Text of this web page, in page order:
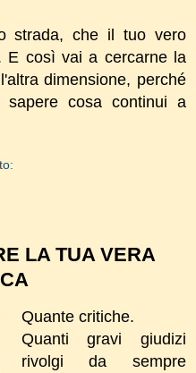
strada, che il tuo vero
E così vai a cercarne la
dimensione, perché
cosa continui a
LA TUA VERA
Quante critiche.
Quanti gravi giudizi
rivolgi da sempre